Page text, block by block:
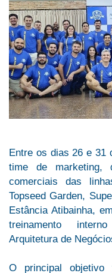
Entre os dias 26 e 31
time de marketing,
comerciais das
Topseed Garden,
Estância Atibainha,
treinamento
Arquitetura de
O principal